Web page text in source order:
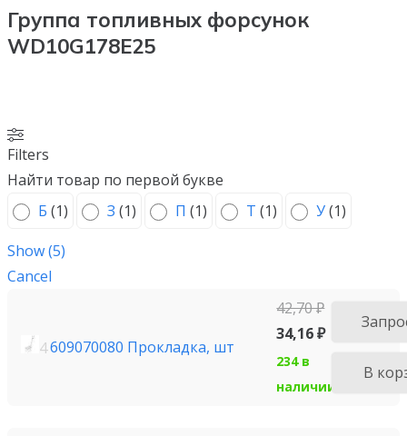
Группа топливных форсунок
WD10G178E25
Filters
Найти товар по первой букве
Б (1) З (1) П (1) Т (1) У(1)
Show(5)
Cancel
4609070080 Прокладка, шт
42,70₽
34,16₽
234 в
наличии
В